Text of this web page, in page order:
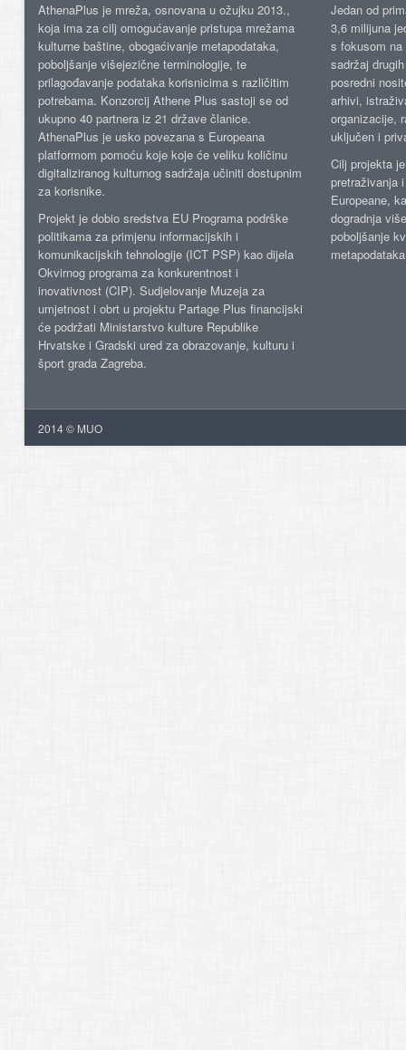
AthenaPlus je mreža, osnovana u ožujku 2013.,
koja ima za cilj omogućavanje pristupa mrežama
kulturne baštine, obogaćivanje metapodataka,
poboljšanje višejezične terminologije, te
prilagođavanje podataka korisnicima s različitim
potrebama. Konzorcij Athene Plus sastoji se od
ukupno 40 partnera iz 21 države članice.
AthenaPlus je usko povezana s Europeana
platformom pomoću koje koje će veliku količinu
digitaliziranog kulturnog sadržaja učiniti dostupnim
za korisnike.
Projekt je dobio sredstva EU Programa podrške
politikama za primjenu informacijskih i
komunikacijskih tehnologije (ICT PSP) kao dijela
Okvirnog programa za konkurentnost i
inovativnost (CIP). Sudjelovanje Muzeja za
umjetnost i obrt u projektu Partage Plus financijski
će podržati Ministarstvo kulture Republike
Hrvatske i Gradski ured za obrazovanje, kulturu i
šport grada Zagreba.
Jedan od
3,6 milijuna
s fokusom
sadržaj
posredni
arhivi,
organizacije,
uključen i
Cilj projekta
pretraživanja
Europeane,
dogradnja
poboljšanje
2014 © MUO